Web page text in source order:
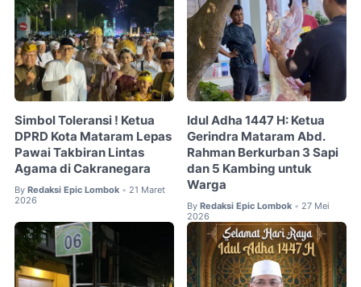
Simbol Toleransi ! Ketua
DPRD Kota Mataram Lepas
Pawai Takbiran Lintas
Agama di Cakranegara
By Redaksi Epic Lombok • 21 Maret
2026
Idul Adha 1447 H: Ketua
Gerindra Mataram Abd.
Rahman Berkurban 3 Sapi
dan 5 Kambing untuk
Warga
By Redaksi Epic Lombok • 27 Mei
2026